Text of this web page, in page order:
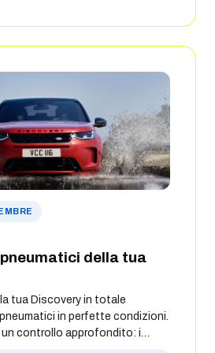
della tua
tua Discovery in totale
in perfette condizioni.
un controllo approfondito: i